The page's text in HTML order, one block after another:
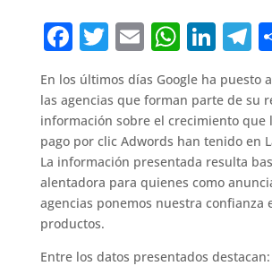
F
a
c
e
b
o
o
k
T
it
te
r
E
m
ai
l
W
h
at
s
A
p
p
Li
k
e
dI
n
T
e
a
En los últimos días Google ha puesto
las agencias que forman parte de su
información sobre el crecimiento que
pago por clic Adwords han tenido en
La información presentada resulta
alentadora para quienes como
agencias ponemos nuestra confianza
productos.
Entre los datos presentados destacan: